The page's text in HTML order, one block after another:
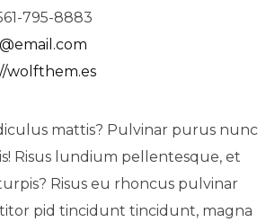
795-8883
wolfthem.es
mattis? Pulvinar purus nunc
Risus lundium pellentesque, et
Risus eu rhoncus pulvinar
pid tincidunt tincidunt, magna